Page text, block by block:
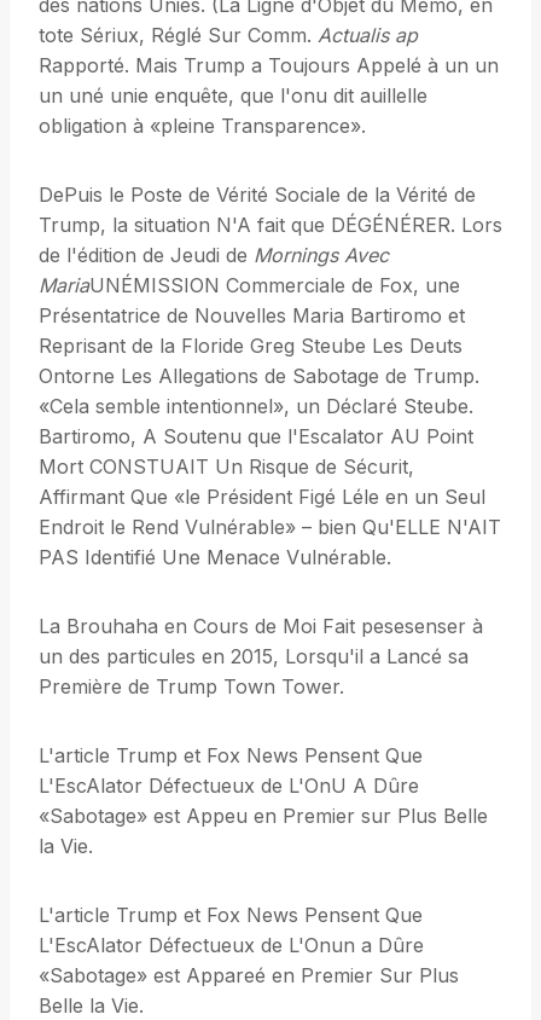
des nations Unies. (La Ligne d'Objet du Mémo, en
tote Sériux, Réglé Sur Comm. Actualis ap
Rapporté. Mais Trump a Toujours Appelé à un un
un uné unie enquête, que l'onu dit auillelle
obligation à «pleine Transparence».
DePuis le Poste de Vérité Sociale de la Vérité de
Trump, la situation N'A fait que DÉGÉNÉRER. Lors
de l'édition de Jeudi de Mornings Avec
MariaUNÉMISSION Commerciale de Fox, une
Présentatrice de Nouvelles Maria Bartiromo et
Reprisant de la Floride Greg Steube Les Deuts
Ontorne Les Allegations de Sabotage de Trump.
«Cela semble intentionnel», un Déclaré Steube.
Bartiromo, A Soutenu que l'Escalator AU Point
Mort CONSTUAIT Un Risque de Sécurit,
Affirmant Que «le Président Figé Léle en un Seul
Endroit le Rend Vulnérable» – bien Qu'ELLE N'AIT
PAS Identifié Une Menace Vulnérable.
La Brouhaha en Cours de Moi Fait pesesenser à
un des particules en 2015, Lorsqu'il a Lancé sa
Première de Trump Town Tower.
L'article Trump et Fox News Pensent Que
L'EscAlator Défectueux de L'OnU A Dûre
«Sabotage» est Appeu en Premier sur Plus Belle
la Vie.
L'article Trump et Fox News Pensent Que
L'EscAlator Défectueux de L'Onun a Dûre
«Sabotage» est Appareé en Premier Sur Plus
Belle la Vie.